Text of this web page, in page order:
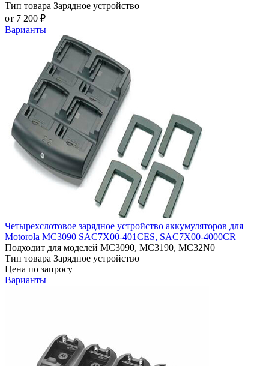
Тип товара Зарядное устройство
от 7 200 ₽
Варианты
Четырехслотовое зарядное устройство аккумуляторов для
Motorola MC3090 SAC7X00-401CES, SAC7X00-4000CR
Подходит для моделей MC3090, MC3190, MC32N0
Тип товара Зарядное устройство
Цена по запросу
Варианты